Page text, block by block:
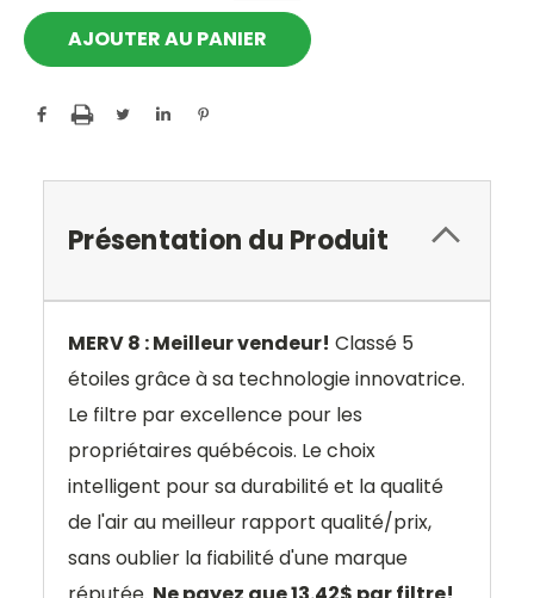
Présentation du Produit
MERV 8 : Meilleur vendeur! Classé 5
étoiles grâce à sa technologie innovatrice.
Le filtre par excellence pour les
propriétaires québécois. Le choix
intelligent pour sa durabilité et la qualité
de l'air au meilleur rapport qualité/prix,
sans oublier la fiabilité d'une marque